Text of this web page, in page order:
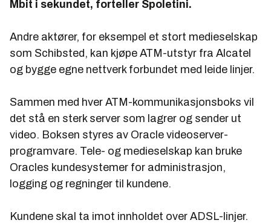
Mbit i sekundet, forteller Spoletini.
Andre aktører, for eksempel et stort medieselskap
som Schibsted, kan kjøpe ATM-utstyr fra Alcatel
og bygge egne nettverk forbundet med leide linjer.
Sammen med hver ATM-kommunikasjonsboks vil
det stå en sterk server som lagrer og sender ut
video. Boksen styres av Oracle videoserver-
programvare. Tele- og medieselskap kan bruke
Oracles kundesystemer for administrasjon,
logging og regninger til kundene.
Kundene skal ta imot innholdet over ADSL-linjer.